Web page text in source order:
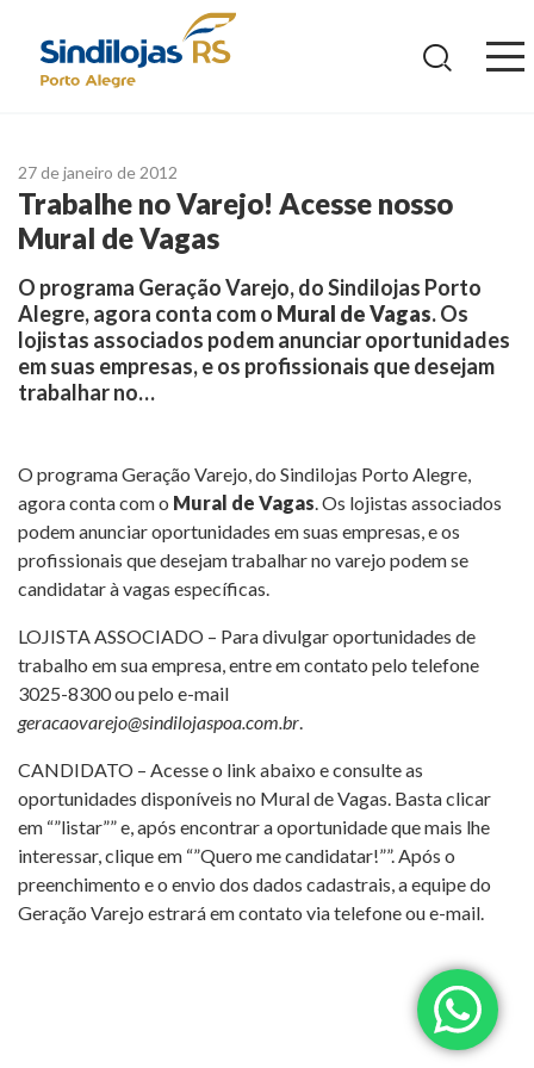
27 de janeiro de 2012
Trabalhe no Varejo! Acesse nosso
Mural de Vagas
O programa Geração Varejo, do Sindilojas Porto
Alegre, agora conta com o Mural de Vagas. Os
lojistas associados podem anunciar oportunidades
em suas empresas, e os profissionais que desejam
trabalhar no…
O programa Geração Varejo, do Sindilojas Porto Alegre,
agora conta com o Mural de Vagas. Os lojistas associados
podem anunciar oportunidades em suas empresas, e os
profissionais que desejam trabalhar no varejo podem se
candidatar à vagas específicas.
LOJISTA ASSOCIADO – Para divulgar oportunidades de
trabalho em sua empresa, entre em contato pelo telefone
3025-8300 ou pelo e-mail
geracaovarejo@sindilojaspoa.com.br.
CANDIDATO – Acesse o link abaixo e consulte as
oportunidades disponíveis no Mural de Vagas. Basta clicar
em “”listar”” e, após encontrar a oportunidade que mais lhe
interessar, clique em “”Quero me candidatar!””. Após o
preenchimento e o envio dos dados cadastrais, a equipe do
Geração Varejo estrará em contato via telefone ou e-mail.